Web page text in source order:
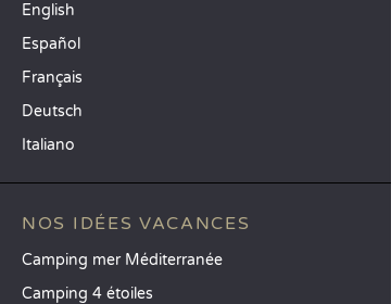
English
Español
Français
Deutsch
Italiano
NOS IDÉES VACANCES
Camping mer Méditerranée
Camping 4 étoiles